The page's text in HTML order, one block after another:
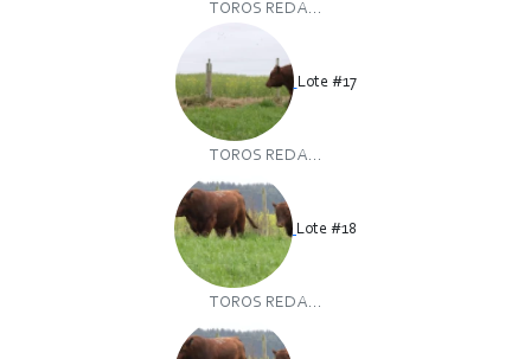
TOROS RED A...
Lote #17
TOROS RED A...
Lote #18
TOROS RED A...